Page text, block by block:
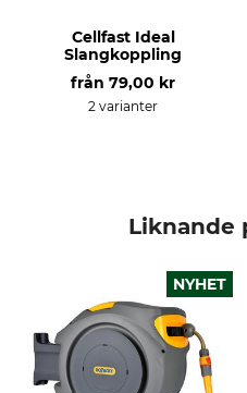
Cellfast Ideal
Slangkoppling
från 79,00 kr
2 varianter
Liknande
NYHET